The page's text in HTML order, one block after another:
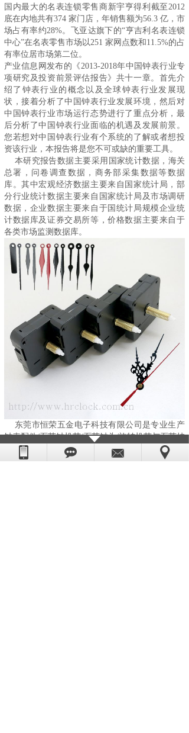
国内最大的名表连锁零售商新宇亨得利截至2012
底在内地共有374 家门店，年销售额为56.3 亿，市
场占有率约28%。飞亚达旗下的“亨吉利名表连锁
中心”在名表零售市场以251 家网点数和11.5%的占
有率位居市场第二位。
产业信息网发布的《2013-2018年中国钟表行业专
项研究及投资前景评估报告》共十一章。首先介
绍了钟表行业的概念以及全球钟表行业发展现
状，接着分析了中国钟表行业发展环境，然后对
中国钟表行业市场运行态势进行了重点分析，最
后分析了中国钟表行业面临的机遇及发展前景。
您若想对中国钟表行业有个系统的了解或者想投
资该行业，本报告将是您不可或缺的重要工具。
本研究报告数据主要采用国家统计数据，海关
总署，问卷调查数据，商务部采集数据等数据
库。其中宏观经济数据主要来自国家统计局，部
分行业统计数据主要来自国家统计局及市场调研
数据，企业数据主要来自于国统计局规模企业统
计数据库及证券交易所等，价格数据主要来自于
各类市场监测数据库。
东莞市恒荣五金电子科技有限公司是专业生产
钟表配件/石英钟机芯/石英钟头/旋转机芯与石英挂
钟的企业,兼营温度计。产品主要供销美国、英
国、德国、韩国等多个发达国家和地区。